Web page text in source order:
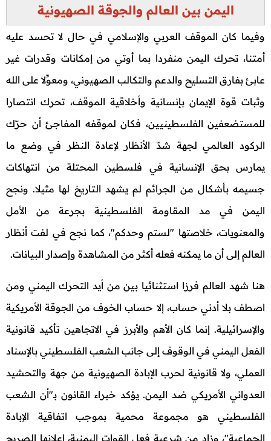
اليمن بين العالم والجوقة الصهيونية
وفيما كان الموقف العربي والإسلامي في حال لا تحسد عليه
أمتنا، تحرك اليمن منفردا بما أوتي من إمكانات وقدرات غير
عابئ بفارق التسليح والدعم والتكالب الصهيوني، ومعوِّلا على الله
وثبات قوة الإيمان بإنسانية وأخلاقية الموقف، تحرك انتصارا
للمستضعفين الفلسطينيين، فكان لموقفه المفاجئ أن حرّك
الركود العالمي لجهة شدّ الأنظار لإعادة النظر في وضع ما
يمارس بحق الإنسانية في فلسطين المحتلة من انتهاكات
جسيمه بأشكال من الجرائم لم يشهد التاريخ لها مثيلا. ونجح
اليمن في مد المقاومة الفلسطينية بجرعة من الأمل
والمعنويات، خلاصتها "لستم وحدكم"، كما نجح في لفت أنظار
العالم إلى أن ما يمكنه فعله أكثر من المشاهدة وإصدار البيانات.
هنا شهد العالم فرزا استثنائيا بين من أيد التحرك اليمني ومن
اصطف بلا أدني حساب، إلا حساب الخوف من الجوقة الأمريكية
والإسرائيلية. إنما كان الأهم والأبرز في الاتجاهين تأكيد قانونية
الفعل اليمني في الوقوف إلى جانب الشعب الفلسطيني بالإسناد
العملي، ولا قانونية لحرب الإبادة الصهيونية من جهة والتحشيد
العدواني الأمريكي ضد اليمن. يؤكد خبراء القانون بـ"أن الشعب
الفلسطيني هو مجموعة محمية بموجب اتفاقية الإبادة
الجماعية"، وزاد من شرعية فعل القوات اليمنية، إعلانها الصريح